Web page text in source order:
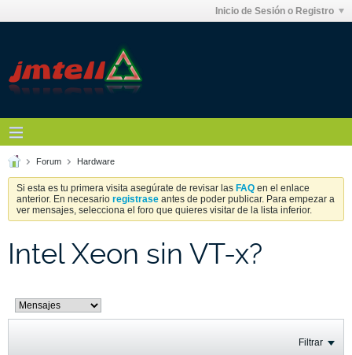
Inicio de Sesión o Registro
Forum Hardware
Si esta es tu primera visita asegúrate de revisar las FAQ en el enlace
anterior. En necesario registrase antes de poder publicar. Para empezar a
ver mensajes, selecciona el foro que quieres visitar de la lista inferior.
Intel Xeon sin VT-x?
Filtrar